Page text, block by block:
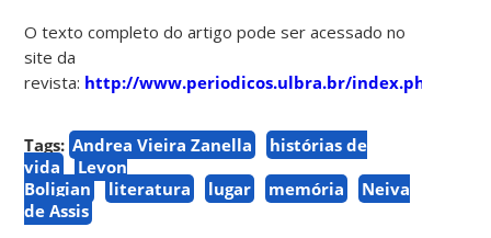
O texto completo do artigo pode ser acessado no
site da
revista: http://www.periodicos.ulbra.br/index.php/txra/
Tags: Andrea Vieira Zanella
histórias de
vida
Levon
Boligian
literatura lugar memória
Neiva
de Assis